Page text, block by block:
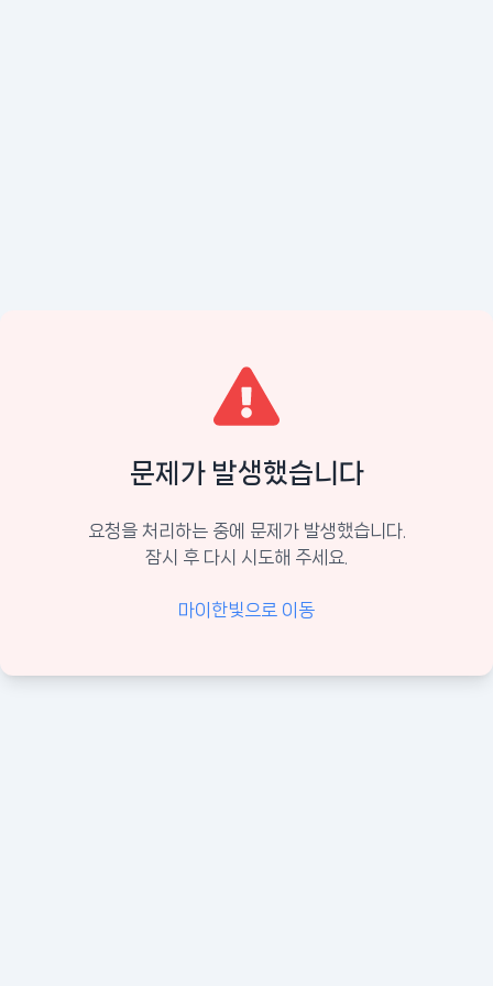
문제가 발생했습니다
요청을 처리하는 중에 문제가 발생했습니다.
잠시 후 다시 시도해 주세요.
마이한빛으로 이동